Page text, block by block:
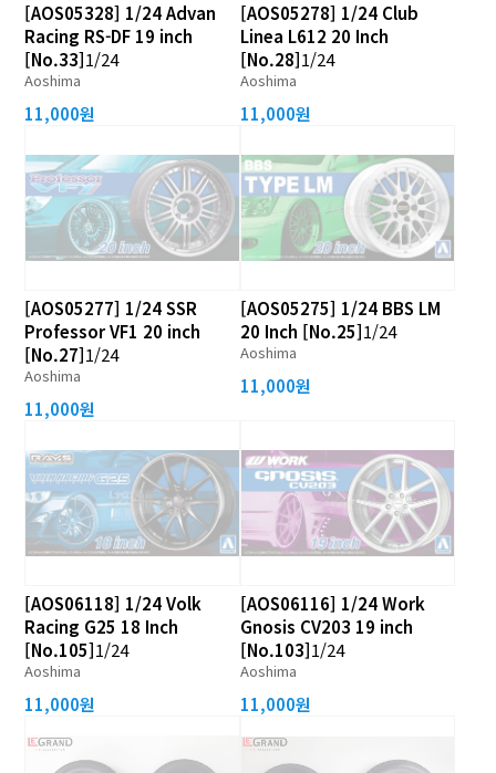
[AOS05328] 1/24 Advan
Racing RS-DF 19 inch
[No.33]1/24
Aoshima
11,000원
[AOS05278] 1/24 Club
Linea L612 20 Inch
[No.28]1/24
Aoshima
11,000원
[AOS05277] 1/24 SSR
Professor VF1 20 inch
[No.27]1/24
Aoshima
11,000원
[AOS05275] 1/24 BBS LM
20 Inch [No.25]1/24
Aoshima
11,000원
[AOS06118] 1/24 Volk
Racing G25 18 Inch
[No.105]1/24
Aoshima
11,000원
[AOS06116] 1/24 Work
Gnosis CV203 19 inch
[No.103]1/24
Aoshima
11,000원